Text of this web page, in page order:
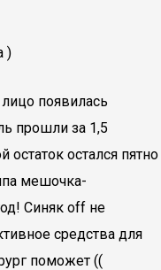
)
появилась
прошли за 1,5
остался пятно
мешочка-
Синяк off не
средства для
поможет ((